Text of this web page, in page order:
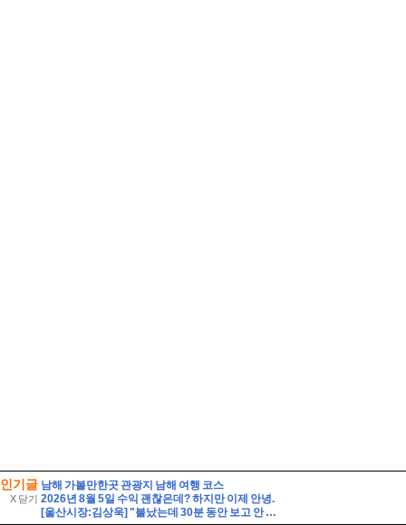
인기글
X 닫기
남해 가볼만한곳 관광지 남해 여행 코스
2026년 8월 5일 수익 괜찮은데? 하지만 이제 안녕.
[울산시장:김상욱] "불났는데 30분 동안 보고 안 해?" 김상욱 호통에 얼어붙은 회의장